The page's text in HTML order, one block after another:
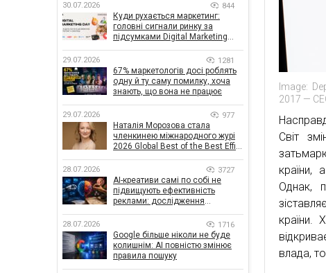
Image:
2017 —
Світ
країни,
Однак,
країни.
влада,
30.07.2026 844
Куди рухається маркетинг:
головні сигнали ринку за
підсумками Digital Marketing
29.07.2026 1281
67% маркетологів досі роблять
одну й ту саму помилку, хоча
знають, що вона не працює
29.07.2026 977
Наталія Морозова стала
членкинею міжнародного журі
2026 Global Best of the Best Effie
28.07.2026 3727
AI-креативи самі по собі не
підвищують ефективність
реклами: дослідження
впливає на ефективність
кампаній
28.07.2026 1716
Google більше ніколи не буде
колишнім: AI повністю змінює
правила пошуку